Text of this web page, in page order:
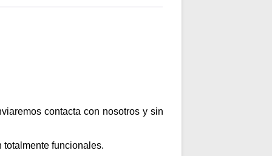
contacta con nosotros y sin
totalmente funcionales.